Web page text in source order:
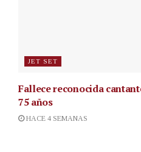
JET SET
Fallece reconocida
75 años
HACE 4 SEMANAS